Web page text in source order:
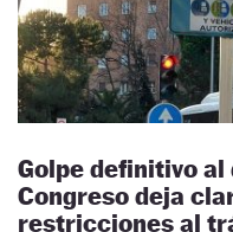
Golpe definitivo al
Congreso deja
restricciones al